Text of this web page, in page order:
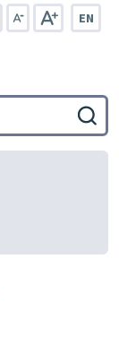
EN